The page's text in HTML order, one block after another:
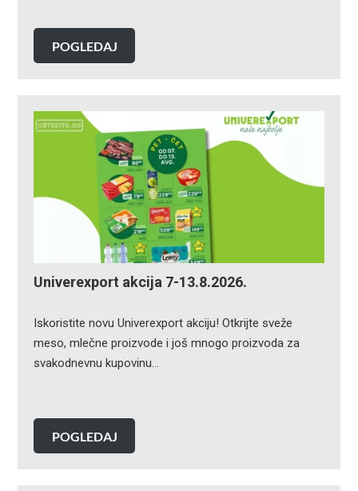
POGLEDAJ
Univerexport akcija 7-13.8.2026.
Iskoristite novu Univerexport akciju! Otkrijte sveže
meso, mlečne proizvode i još mnogo proizvoda za
svakodnevnu kupovinu…
POGLEDAJ